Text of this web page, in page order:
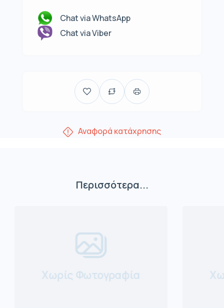
Chat via WhatsApp
Chat via Viber
Αναφορά κατάχρησης
Περισσότερα...
Χωρίς Φωτογραφία